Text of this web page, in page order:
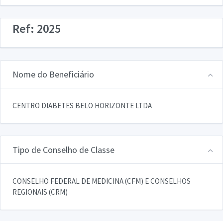
Ref: 2025
Nome do Beneficiário
CENTRO DIABETES BELO HORIZONTE LTDA
Tipo de Conselho de Classe
CONSELHO FEDERAL DE MEDICINA (CFM) E CONSELHOS
REGIONAIS (CRM)